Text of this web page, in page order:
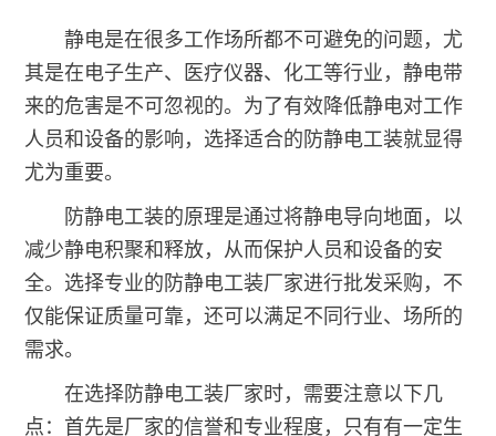
静电是在很多工作场所都不可避免的问题，尤
其是在电子生产、医疗仪器、化工等行业，静电带
来的危害是不可忽视的。为了有效降低静电对工作
人员和设备的影响，选择适合的防静电工装就显得
尤为重要。
防静电工装的原理是通过将静电导向地面，以
减少静电积聚和释放，从而保护人员和设备的安
全。选择专业的防静电工装厂家进行批发采购，不
仅能保证质量可靠，还可以满足不同行业、场所的
需求。
在选择防静电工装厂家时，需要注意以下几
点：首先是厂家的信誉和专业程度，只有有一定生